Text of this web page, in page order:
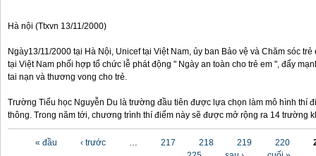
Hà nội (Ttxvn 13/11/2000)
Ngày13/11/2000 tại Hà Nội, Unicef tại Việt Nam, ủy ban Bảo vệ và Chăm sóc
tại Việt Nam phối hợp tổ chức lễ phát động " Ngày an toàn cho trẻ em ", đẩy
tai nạn và thương vong cho trẻ.
Trường Tiểu học Nguyễn Du là trường đầu tiên được lựa chọn làm mô hình thí
thông. Trong năm tới, chương trình thí điểm này sẽ được mở rộng ra 14 trường
« đầu ‹ trước … 217 218 219 220